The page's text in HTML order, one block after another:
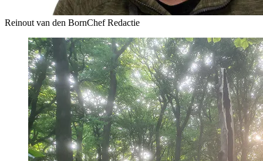
Reinout van den BornChef Redactie